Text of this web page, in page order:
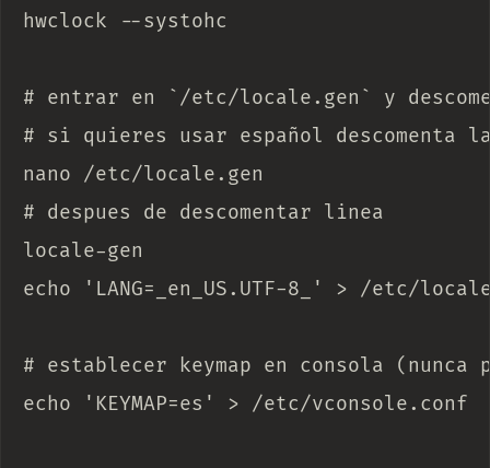
hwclock --systohc
# entrar en `/etc/locale.gen` y
# si quieres usar español descomenta
nano /etc/locale.gen
# despues de descomentar linea
locale-gen
echo 'LANG=_en_US.UTF-8_' > /etc/
# establecer keymap en consola
echo 'KEYMAP=es' > /etc/vconsole.conf